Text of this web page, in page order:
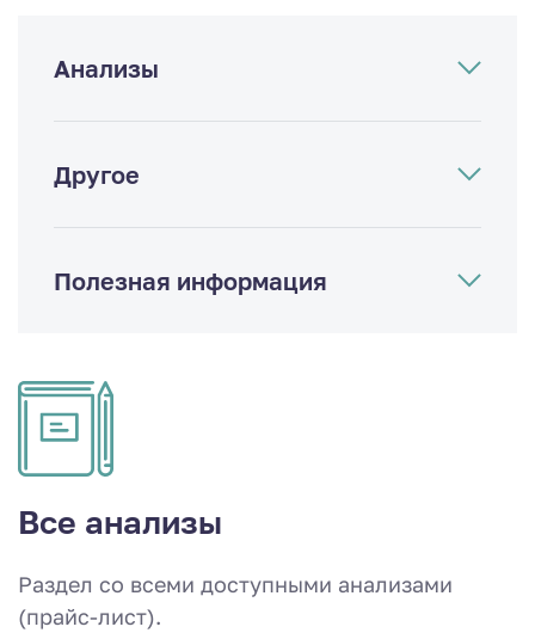
Анализы
Другое
Полезная информация
Все анализы
Раздел со всеми доступными анализами
(прайс-лист).